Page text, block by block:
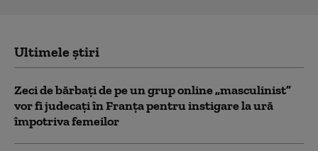
Ultimele știri
Zeci de bărbați de pe un grup online „masculinist”
vor fi judecați în Franța pentru instigare la ură
împotriva femeilor